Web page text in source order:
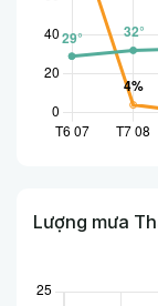
Lượng mưa